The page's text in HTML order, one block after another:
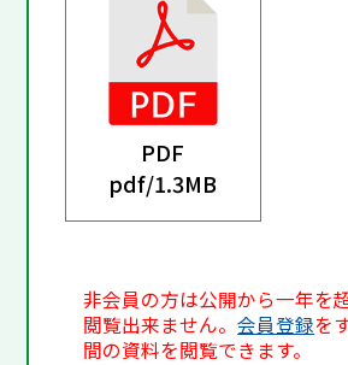
PDF
pdf/1.3MB
非会員の方は公開から一年を
閲覧出来ません。会員登録を
間の資料を閲覧できます。